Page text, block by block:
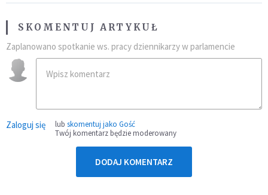
SKOMENTUJ ARTYKUŁ
Zaplanowano spotkanie ws. pracy dziennikarzy w parlamencie
Zaloguj się lub skomentuj jako Gość
Twój komentarz będzie moderowany
DODAJ KOMENTARZ